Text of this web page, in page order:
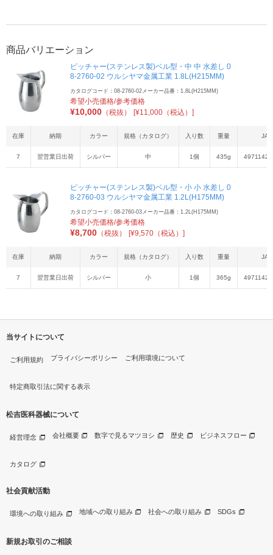
商品バリエーション
ピッチャー(ステンレス製)ベル型・中 中 水差し 0
8-2760-02 ウルシヤマ金属工業 1.8L(H215MM)
カタログコード：08-2760-02メーカー品番：1.8L(H215MM)
希望小売価格/参考価格
¥10,000 （税抜） [¥11,000（税込）]
在庫 納期 カラー 規格（カタログ） 入り数 重量 JAN
7 翌営業日出荷 シルバー 中 1個 435g
ピッチャー(ステンレス製)ベル型・小 小 水差し 0
8-2760-03 ウルシヤマ金属工業 1.2L(H175MM)
カタログコード：08-2760-03メーカー品番：1.2L(H175MM)
希望小売価格/参考価格
¥8,700 （税抜） [¥9,570（税込）]
在庫 納期 カラー 規格（カタログ） 入り数 重量 JAN
7 翌営業日出荷 シルバー 小 1個 365g
当サイトについて
ご利用規約 プライバシーポリシー ご利用環境について
特定商取引法に関する表示
松吉医科器械について
経営理念 会社概要 数字で見るマツヨシ 歴史 ビジネスフロー
カタログ
社会貢献活動
環境への取り組み 地域への取り組み 社会への取り組み SDGs
新規お取引のご相談